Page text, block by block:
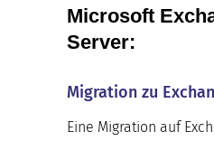
Microsoft
Server:
Migration zu
Eine Migration auf